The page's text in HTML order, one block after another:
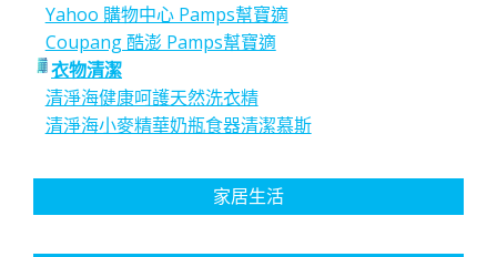
Yahoo 購物中心 Pamps幫寶適
Coupang 酷澎 Pamps幫寶適
衣物清潔
清淨海健康呵護天然洗衣精
清淨海小麥精華奶瓶食器清潔慕斯
家居生活